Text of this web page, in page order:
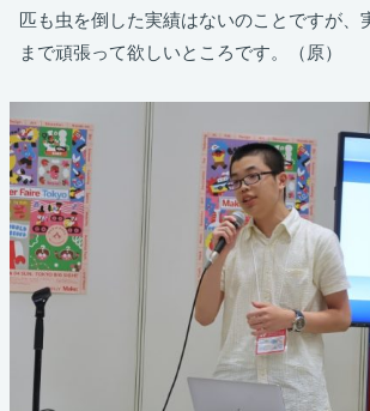
匹も虫を倒した実績はないのことですが、
まで頑張って欲しいところです。（原）